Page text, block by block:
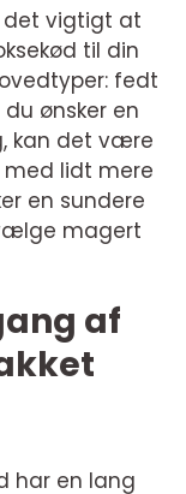
det vigtigt at
til din
fedt
ønsker en
kan det være
lidt mere
en sundere
magert
af
har en lang